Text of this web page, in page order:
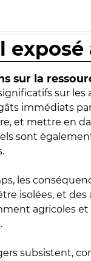
sur la
sur
immédiats
et mettre en
sont
les
isolées, et
agricoles
subsistent,